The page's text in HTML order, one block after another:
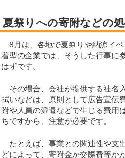
夏祭りへの寄附などの
8月は、各地で夏祭りや納涼イ
着型の企業では、そうした行事に
はずです。
その場合、会社が提供する社名
拭いなどは、原則として広告宣伝
附や人員の派遣などで生じる費用
ちですから、注意が必要です。
たとえば、事業との関連性や支
どによって、寄附金か交際費等か